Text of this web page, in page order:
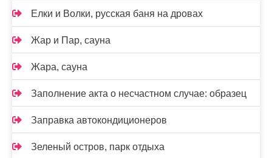
Елки и Волки, русская баня на дровах
Жар и Пар, сауна
Жара, сауна
Заполнение акта о несчастном случае: образец
Заправка автокондиционеров
Зеленый остров, парк отдыха